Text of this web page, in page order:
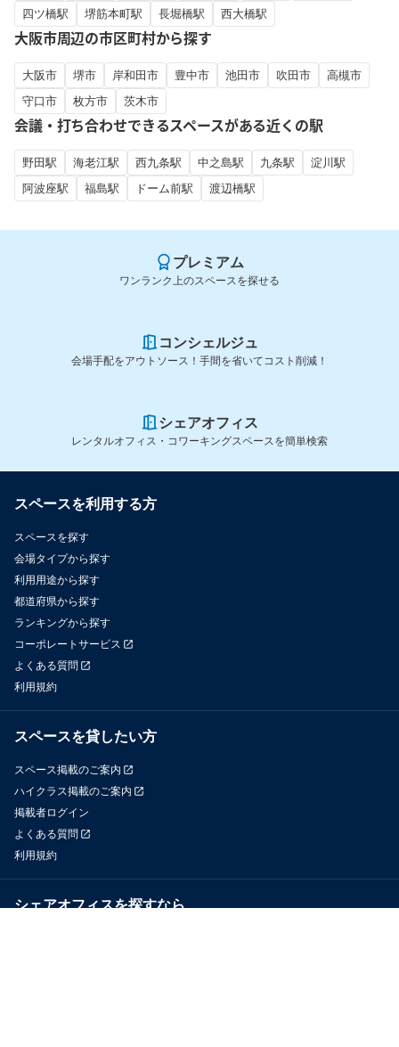
四ツ橋駅
堺筋本町駅 長堀橋駅 西大橋駅
大阪市周辺の市区町村から探す
大阪市 堺市 岸和田市 豊中市 池田市 吹田市
高槻市
守口市
枚方市 茨木市
会議・打ち合わせできるスペースがある近くの駅
野田駅 海老江駅 西九条駅 中之島駅 九条駅
淀川駅
阿波座駅
福島駅 ドーム前駅 渡辺橋駅
プレミアム
ワンランク上のスペースを探せる
コンシェルジュ
会場手配をアウトソース！手間を省いてコスト削減！
シェアオフィス
レンタルオフィス・コワーキングスペースを簡単検索
スペースを利用する方
スペースを探す
会場タイプから探す
利用用途から探す
都道府県から探す
ランキングから探す
コーポレートサービス
よくある質問
利用規約
スペースを貸したい方
スペース掲載のご案内
ハイクラス掲載のご案内
掲載者ログイン
よくある質問
利用規約
シェアオフィスを探すなら